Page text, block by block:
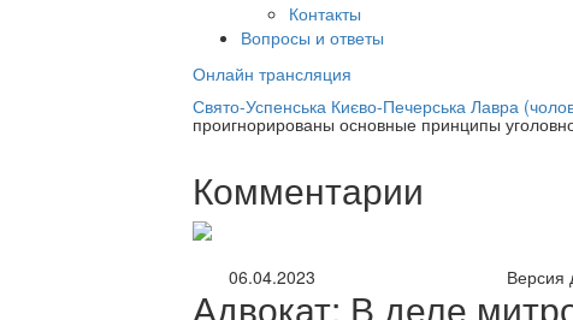
Контакты
Вопросы и ответы
Онлайн трансляция
12 сентября
Свято-Успенська Києво-Печерська Лавра
проигнорированы основные принципы
Комментарии
06.04.2023 Версия
Адвокат: В деле